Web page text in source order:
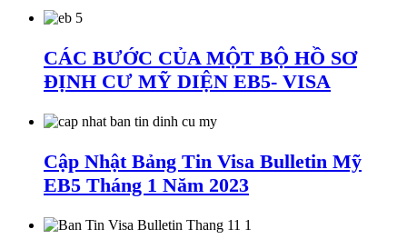
CÁC BƯỚC CỦA MỘT BỘ HỒ SƠ
ĐỊNH CƯ MỸ DIỆN EB5- VISA
Cập Nhật Bảng Tin Visa Bulletin Mỹ
EB5 Tháng 1 Năm 2023